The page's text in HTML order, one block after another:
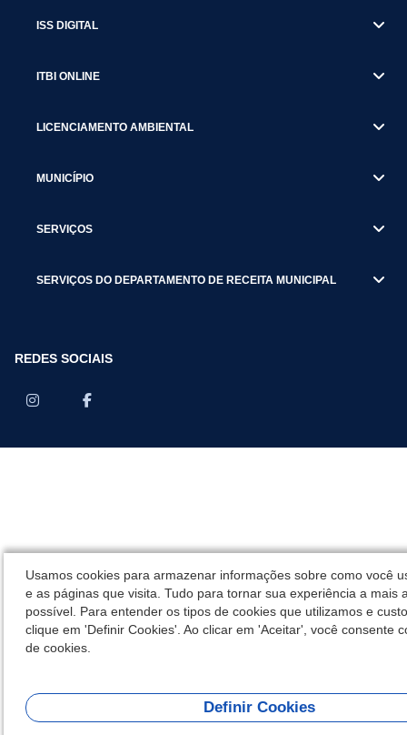
ISS DIGITAL
ITBI ONLINE
LICENCIAMENTO AMBIENTAL
MUNICÍPIO
SERVIÇOS
SERVIÇOS DO DEPARTAMENTO DE RECEITA MUNICIPAL
REDES SOCIAIS
Usamos cookies para armazenar informações sobre como você
e as páginas que visita. Tudo para tornar sua experiência a mais
possível. Para entender os tipos de cookies que utilizamos e
clique em 'Definir Cookies'. Ao clicar em 'Aceitar', você consente
de cookies.
Definir Cookies